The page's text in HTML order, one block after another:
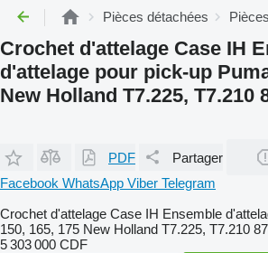
Pièces détachées
Crochet d'attelage Case IH
d'attelage pour pick-up
New Holland T7.225, T7.210
PDF Partager
Facebook WhatsApp Viber Telegram
Crochet d'attelage Case IH Ensemble
150, 165, 175 New Holland T7.225, T7.210
5 303 000 CDF